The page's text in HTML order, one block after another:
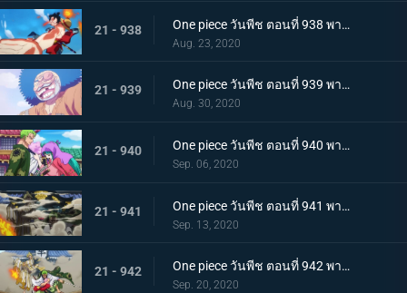
21 - 938 One piece วันพีช ตอนที่ 938 พากย์ไทย สะเทือนทั่วหล้า ตัวตนที่แท้จริงของจอมโจรเจ้าหนูสามฉลู
Aug. 23, 2020
21 - 939 One piece วันพีช ตอนที่ 939 พากย์ไทย ความเจ็บปวดของพวกพ้อง! การช่วยเหลือโทโนะยาสุที่ถูกจับ
Aug. 30, 2020
21 - 940 One piece วันพีช ตอนที่ 940 พากย์ไทย ความโกรธของโซโล ตัวตนที่แท้จริงของผลสไมล์!
Sep. 06, 2020
21 - 941 One piece วันพีช ตอนที่ 941 พากย์ไทย น้ำตาโทโกะ ลูกปืนที่ไร้ความรู้สึกของโอโรจิ!
Sep. 13, 2020
21 - 942 One piece วันพีช ตอนที่ 942 พากย์ไทย ใส่ให้ยับ! ความวุ่นวาย! การต่อสู้ที่ลานประหาร
Sep. 20, 2020